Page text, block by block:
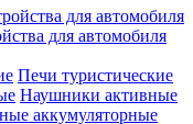
для автомобиля
Печи туристические
Наушники активные